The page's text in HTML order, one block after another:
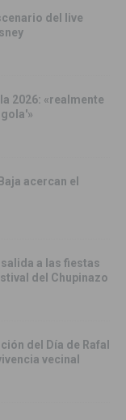
del live
2026: «realmente
acercan el
a las fiestas
del Chupinazo
del Día de Rafal
vecinal